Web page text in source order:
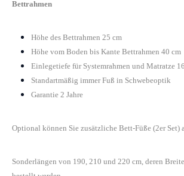
Bettrahmen
Höhe des Bettrahmen 25 cm
Höhe vom Boden bis Kante Bettrahmen 40 cm
Einlegetiefe für Systemrahmen und Matratze
Standartmäßig immer Fuß in Schwebeoptik
Garantie 2 Jahre
Optional können Sie zusätzliche Bett-Füße (2er Set)
Sonderlängen von 190, 210 und 220 cm, deren